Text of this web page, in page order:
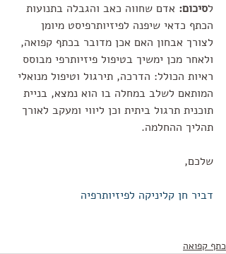
לסיכום: אדם שחווה כאב והגבלה בתנועות
הכתף כדאי שיפנה לפיזיותרפיסט מיומן
לצורך אבחון האם אכן מדובר בכתף קפואה,
ולאחר מכן ימשיך בטיפול פיזיותרפי מבוסס
ראיות הכולל: הדרכה, תירגול וטיפול מנואלי
המותאם לשלב במחלה בו הוא נמצא, בניית
תוכנית תרגול ביתית וכן ליווי ומעקב לאורך
תהליך ההחלמה.
שלכם,
דביר חן קליניקה לפיזיותרפיה
כתף קפואה